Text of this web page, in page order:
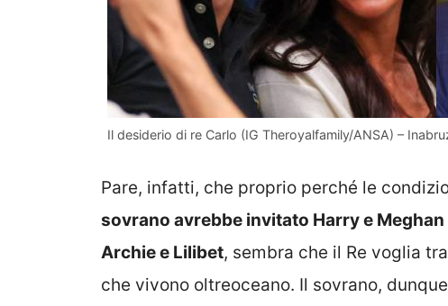
Il desiderio di re Carlo (IG Theroyalfamily/ANSA) –
Pare, infatti, che proprio perché le
sovrano avrebbe invitato Harry e
Archie e Lilibet, sembra che il Re voglia
che vivono oltreoceano. Il sovrano,